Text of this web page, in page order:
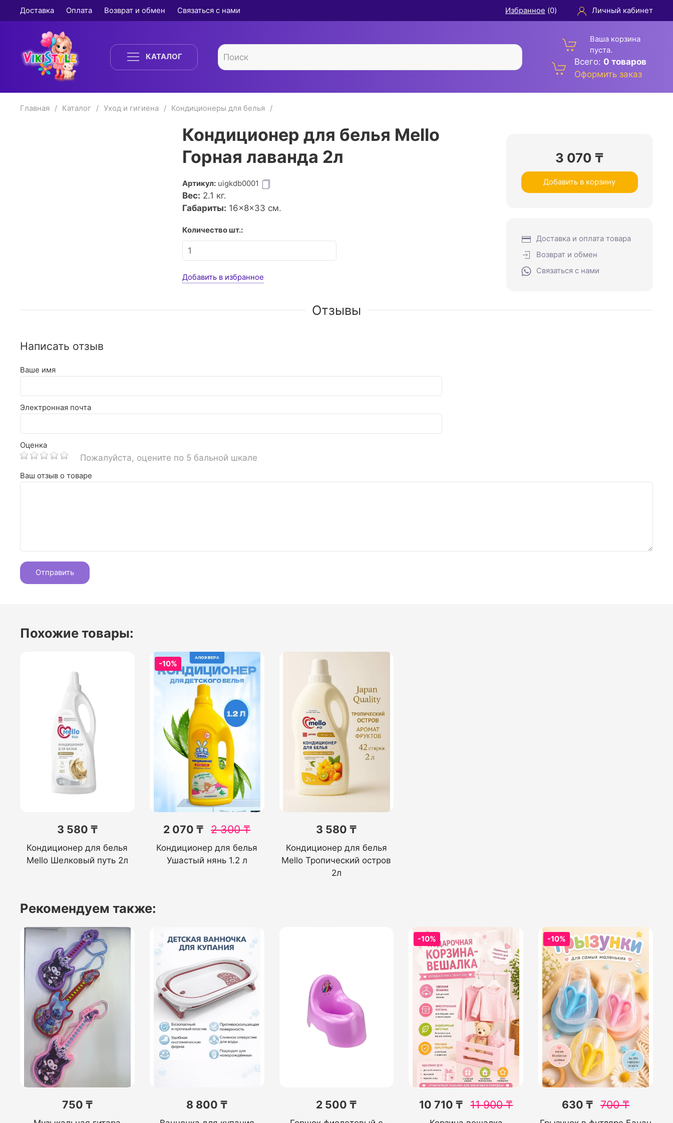
Доставка Оплата Возврат и обмен Связаться с нами Избранное (0) Личный кабинет
КАТАЛОГ
Ваша корзина
пуста.
Всего: 0 товаров
Оформить заказ
Главная Каталог Уход и гигиена Кондиционеры для белья
Кондиционер для белья Mello
Горная лаванда 2л
Артикул: uigkdb0001
Вес: 2.1 кг.
Габариты: 16×8×33 см.
Количество шт.:
Добавить в избранное
3 070 ₸
Добавить в корзину
Доставка и оплата товара
Возврат и обмен
Связаться с нами
Отзывы
Написать отзыв
Ваше имя
Электронная почта
Оценка
Пожалуйста, оцените по 5 бальной шкале
Ваш отзыв о товаре
Похожие товары:
3 580 ₸
Кондиционер для белья
Mello Шелковый путь 2л
-10%
2 070 ₸ 2 300₸
Кондиционер для белья
Ушастый нянь 1.2 л
3 580 ₸
Кондиционер для белья
Mello Тропический остров
2л
Рекомендуем также:
750 ₸ 8 800 ₸ 2 500 ₸
-10%
10 710 ₸ 11 900₸
-10%
630 ₸ 700₸